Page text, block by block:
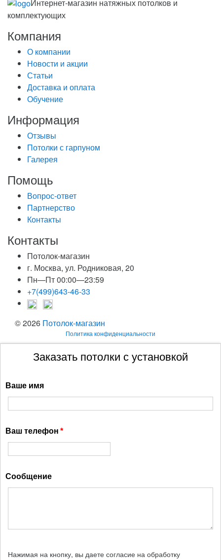
Интернет-магазин натяжных потолков и
комплектующих
Компания
О компании
Новости и акции
Статьи
Доставка и оплата
Обучение
Информация
Отзывы
Потолки с гарпуном
Галерея
Помощь
Вопрос-ответ
Партнерство
Контакты
Контакты
Потолок-магазин
г. Москва, ул. Родниковая, 20
Пн—Пт 00:00—23:59
+7(499)643-46-33
© 2026 Потолок-магазин
Политика конфиденциальности
Заказать потолки с установкой
Ваше имя
Ваш телефон
Сообщение
Нажимая на кнопку, вы даете согласие на обработку